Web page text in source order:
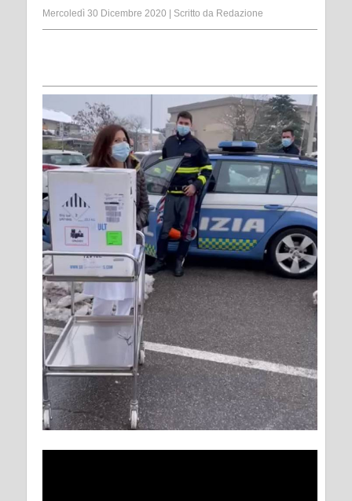
Mercoledì 30 Dicembre 2020 Scritto da Redazione